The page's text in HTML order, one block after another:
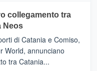
collegamento tra
Neos
di Catania e Comiso,
World, annunciano
tra Catania...